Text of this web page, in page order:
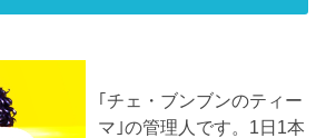
｢チェ・ブンブンのティー
マ｣の管理人です。1日1本